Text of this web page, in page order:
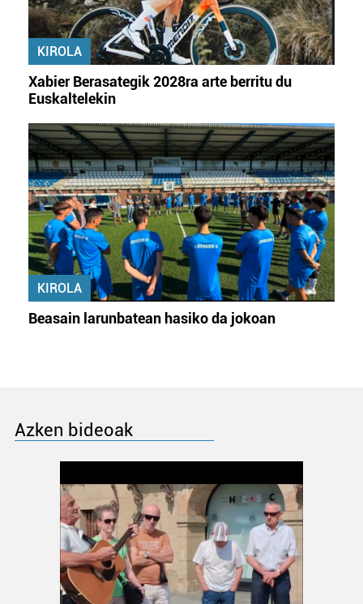
KIROLA
Xabier Berasategik 2028ra arte berritu du
Euskaltelekin
KIROLA
Beasain larunbatean hasiko da jokoan
Azken bideoak